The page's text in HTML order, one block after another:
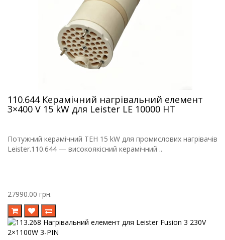
110.644 Керамічний нагрівальний елемент
3×400 V 15 kW для Leister LE 10000 HT
Потужний керамічний ТЕН 15 kW для промислових нагрівачів
Leister.110.644 — високоякісний керамічний ..
27990.00 грн.